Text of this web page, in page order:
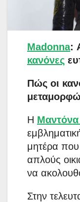
Madonna:
κανόνες
Πώς οι
Η Μαντόνα
μητέρα που
απλούς
να
Στην